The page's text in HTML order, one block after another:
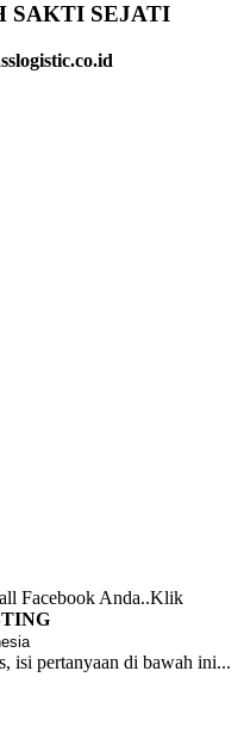
SAKTI SEJATI
Facebook Anda..Klik
isi pertanyaan di bawah ini...